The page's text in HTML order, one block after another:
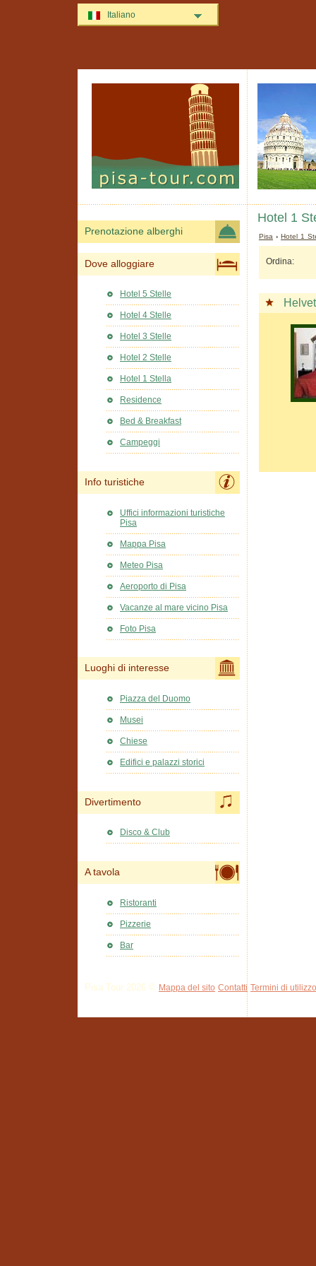
Hotel 1
Pisa ›Hotel 1
Ordina:
Prenotazione alberghi
Dove alloggiare
Hotel 5 Stelle
Hotel 4 Stelle
Hotel 3 Stelle
Hotel 2 Stelle
Hotel 1 Stella
Residence
Bed & Breakfast
Campeggi
Info turistiche
Uffici informazioni turistiche
Pisa
Mappa Pisa
Meteo Pisa
Aeroporto di Pisa
Vacanze al mare vicino Pisa
Foto Pisa
Luoghi di interesse
Piazza del Duomo
Musei
Chiese
Edifici e palazzi storici
Divertimento
Disco & Club
A tavola
Ristoranti
Pizzerie
Bar
Pisa Tour 2026 © Mappa del sito Contatti Termini di utilizzo
Italiano